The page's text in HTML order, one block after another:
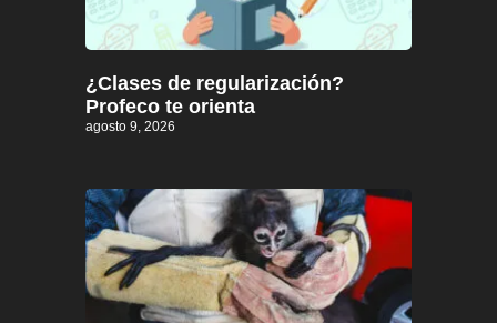
¿Clases de regularización?
Profeco te orienta
agosto 9, 2026